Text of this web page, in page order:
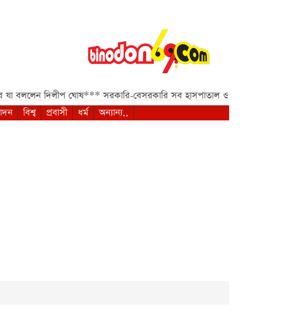
ঘোষ*** সরকারি-বেসরকারি সব হাসপাতাল ও ক্লিনিকের জন্য হাইকোর্টের জরুরি
বিশ্ব প্রবাসী ধর্ম অন্যান্য..